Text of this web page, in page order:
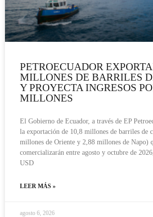
PETROECUADOR
MILLONES DE BARRILES
Y PROYECTA INGRESOS
MILLONES
El Gobierno de Ecuador, a través de EP
la exportación de 10,8 millones de barriles de
millones de Oriente y 2,88 millones de Napo)
comercializarán entre agosto y octubre de
USD
LEER MÁS »
agosto 6, 2026